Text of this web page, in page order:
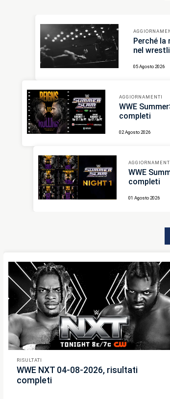
Perché
nel
05 Agosto 2026
AGGIORNAMENTI
WWE
completi
02 Agosto 2026
AGGIORNAMENTI
WWE
completi
01 Agosto 2026
RISULTATI
WWE NXT 04-08-2026, risultati
completi